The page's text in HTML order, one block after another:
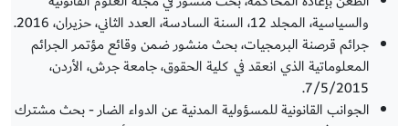
والسياسية، المجلد 12، السنة السادسة، العدد الثاني، حزيران، 2016.
جرائم قرصنة البرمجيات، بحث منشور ضمن وقائع مؤتمر الجرائم
المعلوماتية الذي انعقد في كلية الحقوق، جامعة جرش، الأردن،
7/5/2015.
الجوانب القانونية للمسؤولية المدنية عن الدواء الضار - بحث مشترك